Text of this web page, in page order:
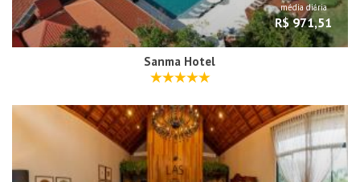
média diária
R$ 971,51
Sanma Hotel